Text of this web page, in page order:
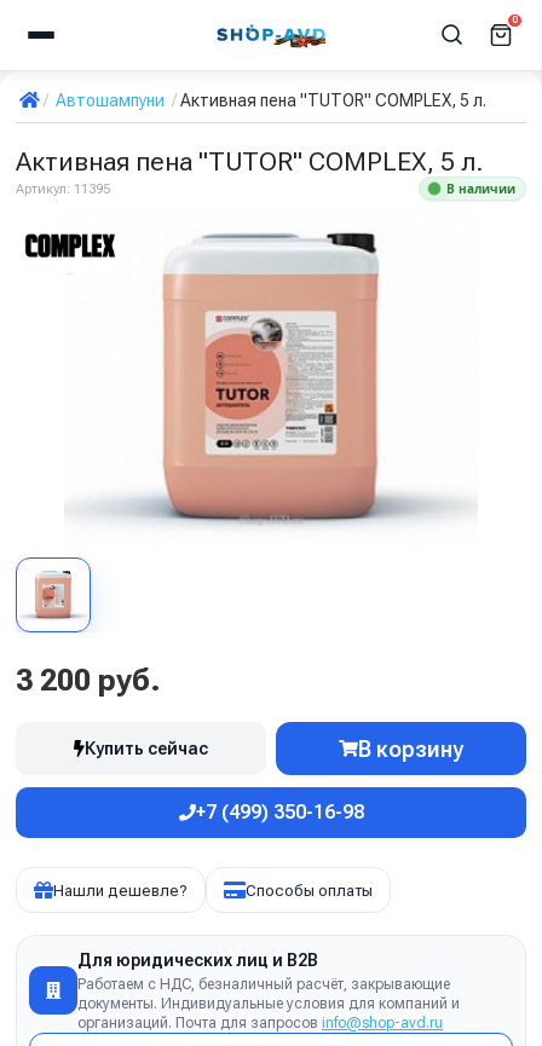
0
Автошампуни Активная пена "TUTOR" COMPLEX, 5 л.
Активная пена "TUTOR" COMPLEX, 5 л.
Артикул: 11395 В наличии
3 200 руб.
Купить сейчас В корзину
+7 (499) 350-16-98
Нашли дешевле? Способы оплаты
Для юридических лиц и B2B
Работаем с НДС, безналичный расчёт, закрывающие
документы. Индивидуальные условия для компаний и
организаций. Почта для запросов info@shop-avd.ru